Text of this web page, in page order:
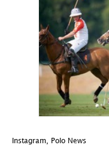
Instagram Polo News